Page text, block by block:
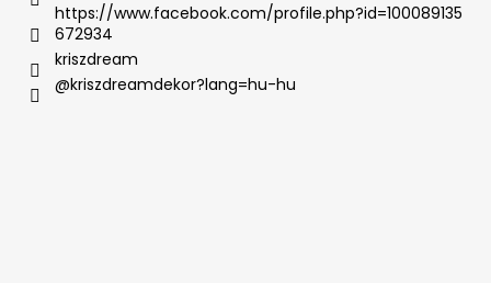
https://www.facebook.com/profile.php?id=100089135
672934
kriszdream
@kriszdreamdekor?lang=hu-hu